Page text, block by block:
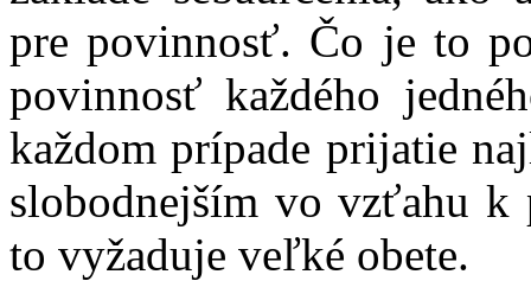
pre povinnosť. Čo je to
povinnosť každého
každom prípade prijatie
slobodnejším vo vzťahu k
to vyžaduje veľké obete.